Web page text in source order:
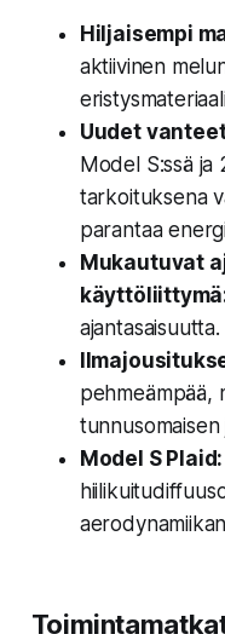
Hiljaisempi
aktiivinen
Uudet
Model S:ssä ja
tarkoituksena
parantaa
Mukautuvat
ajantasaisuutta.
pehmeämpää,
Model S Plaid: